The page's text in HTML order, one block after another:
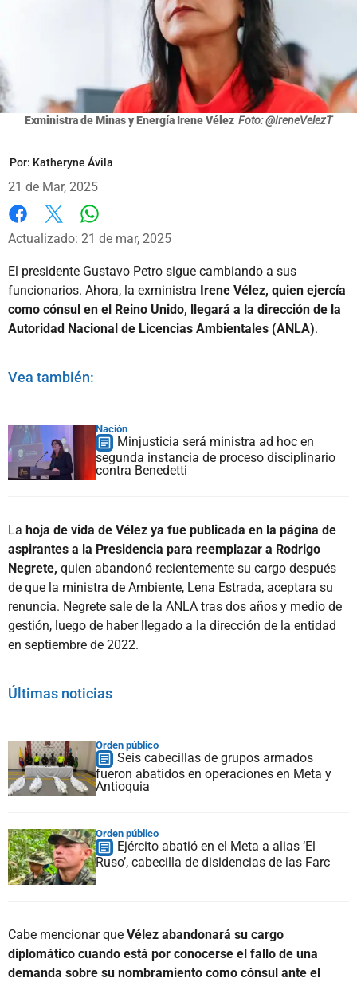
Exministra de Minas y Energía Irene Vélez Foto: @IreneVelezT
Por: Katheryne Ávila
21 de Mar, 2025
Facebook
X
Actualizado: 21 de mar, 2025
El presidente Gustavo Petro sigue cambiando a sus
funcionarios. Ahora, la exministra Irene Vélez, quien ejercía
como cónsul en el Reino Unido, llegará a la dirección de la
Autoridad Nacional de Licencias Ambientales (ANLA).
Vea también:
Nación
Minjusticia será ministra ad hoc en
segunda instancia de proceso disciplinario
contra Benedetti
La hoja de vida de Vélez ya fue publicada en la página de
aspirantes a la Presidencia para reemplazar a Rodrigo
Negrete, quien abandonó recientemente su cargo después
de que la ministra de Ambiente, Lena Estrada, aceptara su
renuncia. Negrete sale de la ANLA tras dos años y medio de
gestión, luego de haber llegado a la dirección de la entidad
en septiembre de 2022.
Últimas noticias
Orden público
Seis cabecillas de grupos armados
fueron abatidos en operaciones en Meta y
Antioquia
Orden público
Ejército abatió en el Meta a alias ‘El
Ruso’, cabecilla de disidencias de las Farc
Cabe mencionar que Vélez abandonará su cargo
diplomático cuando está por conocerse el fallo de una
demanda sobre su nombramiento como cónsul ante el